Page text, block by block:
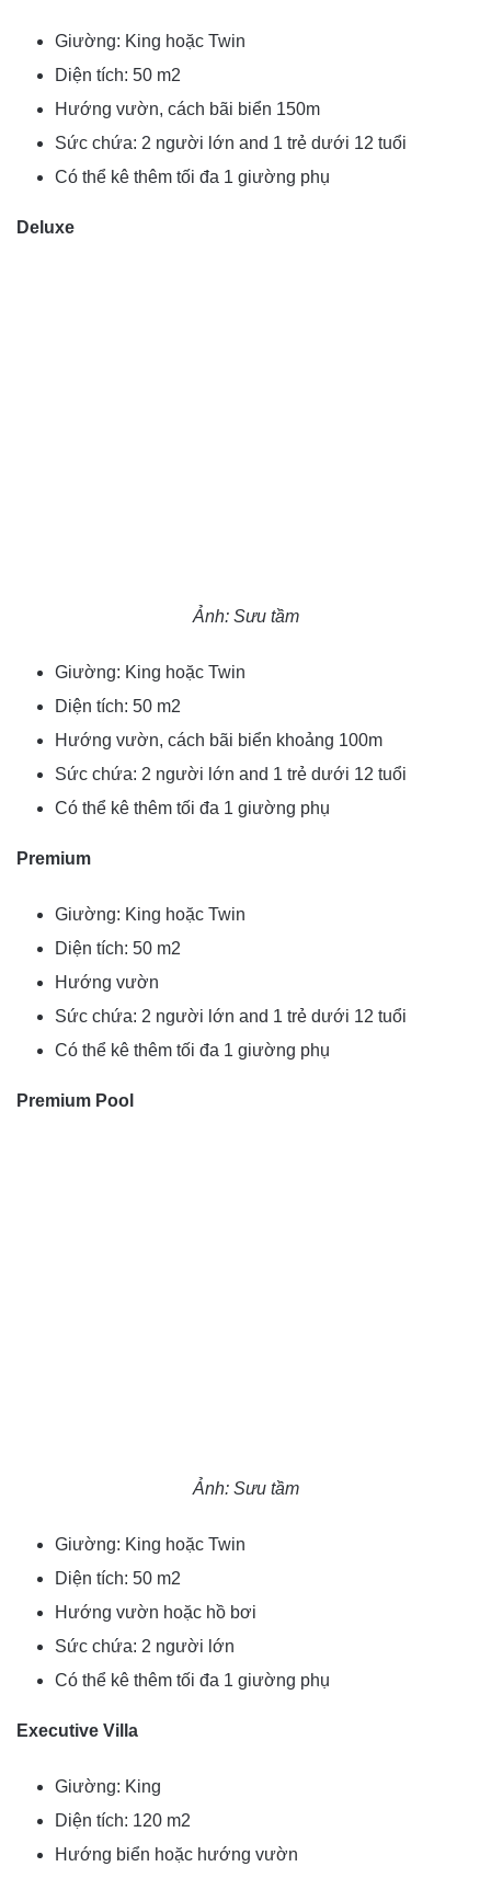
Giường: King hoặc Twin
Diện tích: 50 m2
Hướng vườn, cách bãi biển 150m
Sức chứa: 2 người lớn and 1 trẻ dưới 12 tuổi
Có thể kê thêm tối đa 1 giường phụ
Deluxe
Ảnh: Sưu tầm
Giường: King hoặc Twin
Diện tích: 50 m2
Hướng vườn, cách bãi biển khoảng 100m
Sức chứa: 2 người lớn and 1 trẻ dưới 12 tuổi
Có thể kê thêm tối đa 1 giường phụ
Premium
Giường: King hoặc Twin
Diện tích: 50 m2
Hướng vườn
Sức chứa: 2 người lớn and 1 trẻ dưới 12 tuổi
Có thể kê thêm tối đa 1 giường phụ
Premium Pool
Ảnh: Sưu tầm
Giường: King hoặc Twin
Diện tích: 50 m2
Hướng vườn hoặc hồ bơi
Sức chứa: 2 người lớn
Có thể kê thêm tối đa 1 giường phụ
Executive Villa
Giường: King
Diện tích: 120 m2
Hướng biển hoặc hướng vườn